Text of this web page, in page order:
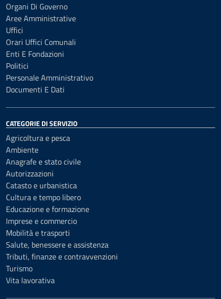
Organi Di Governo
Aree Amministrative
Uffici
Orari Uffici Comunali
Enti E Fondazioni
Politici
Personale Amministrativo
Documenti E Dati
CATEGORIE DI SERVIZIO
Agricoltura e pesca
Ambiente
Anagrafe e stato civile
Autorizzazioni
Catasto e urbanistica
Cultura e tempo libero
Educazione e formazione
Imprese e commercio
Mobilità e trasporti
Salute, benessere e assistenza
Tributi, finanze e contravvenzioni
Turismo
Vita lavorativa